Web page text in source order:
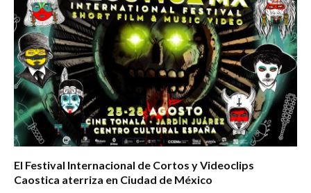
El Festival Internacional de Cortos y Videoclips
Caostica aterriza en Ciudad de México